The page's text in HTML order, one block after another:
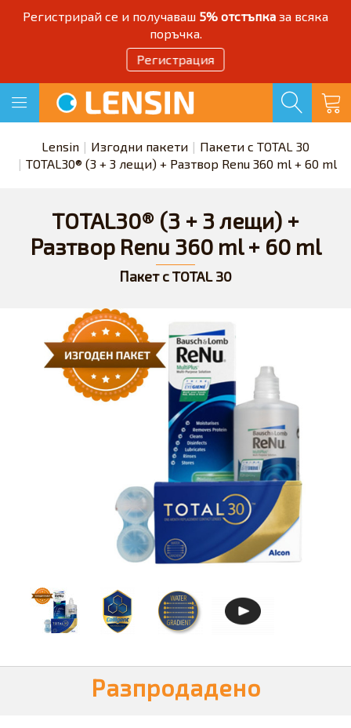
Регистрирай се и получаваш 5% отстъпка за всяка
поръчка.
Регистрация
Lensin Изгодни пакети
Пакети с TOTAL 30
TOTAL30® (3 + 3 лещи) + Разтвор Renu 360 ml + 60 ml
TOTAL30® (3 + 3 лещи) +
Разтвор Renu 360 ml + 60 ml
Пакет с TOTAL 30
Разпродадено